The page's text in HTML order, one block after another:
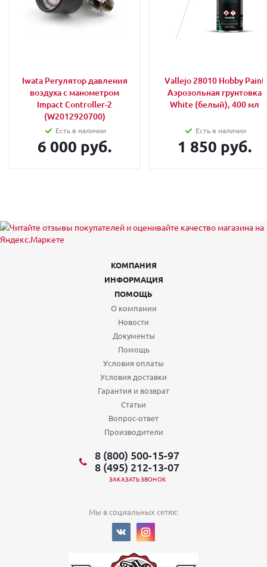
Iwata Регулятор давления
воздуха с манометром
Impact Controller-2
(W2012920700)
Есть в наличии
6 000 руб.
Vallejo 28010 Hobby Paint
Аэрозольная грунтовка
White (белый), 400 мл
Есть в наличии
1 850 руб.
КОМПАНИЯ
ИНФОРМАЦИЯ
ПОМОЩЬ
О компании
Новости
Документы
Помощь
Условия оплаты
Условия доставки
Гарантия и возврат
Статьи
Вопрос-ответ
Производители
8 (800) 500-15-97
8 (495) 212-13-07
ЗАКАЗАТЬ ЗВОНОК
Мы в социальных сетях: